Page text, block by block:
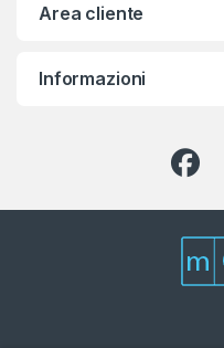
Area cliente
Informazioni